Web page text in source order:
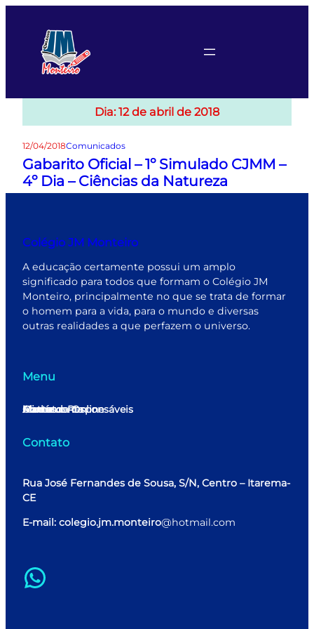
conteúdo
Dia:12 de abril de 2018
12/04/2018Comunicados
Gabarito Oficial – 1º Simulado CJMM –
4º Dia – Ciências da Natureza
Colégio JM Monteiro
A educação certamente possui um amplo
significado para todos que formam o Colégio JM
Monteiro, principalmente no que se trata de formar
o homem para a vida, para o mundo e diversas
outras realidades a que perfazem o universo.
Menu
Home
Minha conta
Matrícula Online
Alunos e Responsáveis
Contato
Contato
Rua José Fernandes de Sousa, S/N, Centro – Itarema-
CE
E-mail: colegio.jm.monteiro@hotmail.com
WhatsApp